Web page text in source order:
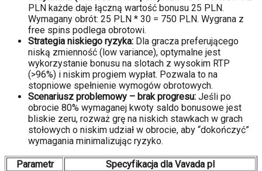
PLN każde daje łączną wartość bonusu 25 PLN.
Wymagany obrót: 25 PLN * 30 = 750 PLN. Wygrana z
free spins podlega obrotowi.
Strategia niskiego ryzyka: Dla gracza preferującego
niską zmienność (low variance), optymalne jest
wykorzystanie bonusu na slotach z wysokim RTP
(>96%) i niskim progiem wypłat. Pozwala to na
stopniowe spełnienie wymogów obrotowych.
Scenariusz problemowy – brak progresu: Jeśli po
obrocie 80% wymaganej kwoty saldo bonusowe jest
bliskie zeru, rozważ grę na niskich stawkach w grach
stołowych o niskim udział w obrocie, aby “dokończyć”
wymagania minimalizując ryzyko.
Parametr
Specyfikacja dla Vavada pl